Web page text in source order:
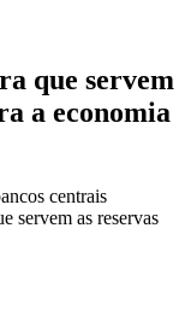
que servem
a economia
centrais
servem as reservas